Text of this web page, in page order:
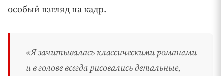
особый взгляд на кадр.
«Я зачитывалась классическими романами
и в голове всегда рисовались детальные,